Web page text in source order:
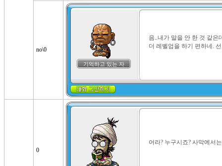
no\0
기억하고 있는 자
음..내가 말을 안 한 것 같은
더 레벨업을 하기 편하네.
0
어라? 누구시죠? 사막에서